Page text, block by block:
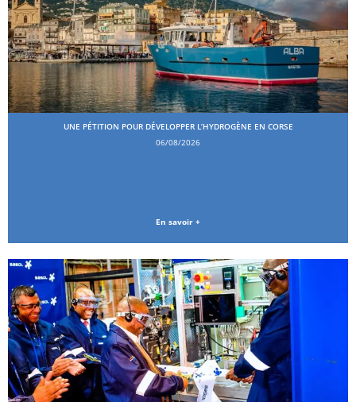
UNE PÉTITION POUR DÉVELOPPER L’HYDROGÈNE EN CORSE
06/08/2026
En savoir +